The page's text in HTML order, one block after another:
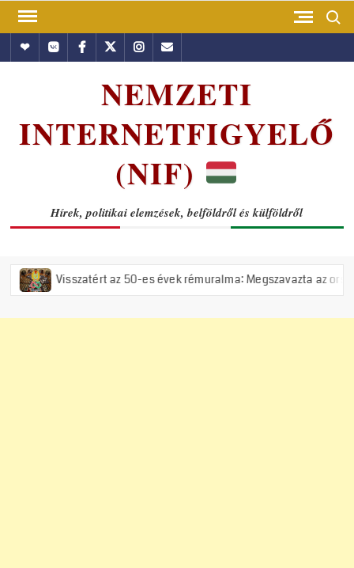
Skip
contentHundubVkontakte
Facebook
TwitterInstagram
Email
NEMZETI
INTERNETFIGYELŐ
(NIF)
Hírek, politikai elemzések, belföldről és külföldről
az 50-es évek rémuralma: Megszavazta az országgyűlés a